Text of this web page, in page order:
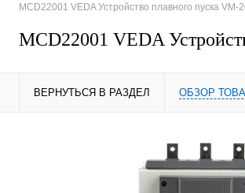
MCD22001 VEDA Устройство плавного пуска
MCD22001 VEDA
ВЕРНУТЬСЯ В РАЗДЕЛ ОБЗОР